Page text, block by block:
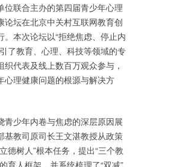
位联合主办的第四届青少年心理
论坛在北京中关村互联网教育创
。本次论坛以“拒绝焦虑、停止内
了教育、心理、科技等领域的专
织代表及线上数百万观众参与，
心理健康问题的根源与解决方
青少年内卷与焦虑的深层原因展
基教司原司长王文湛教授从政策
德树人”根本任务，提出“三个教